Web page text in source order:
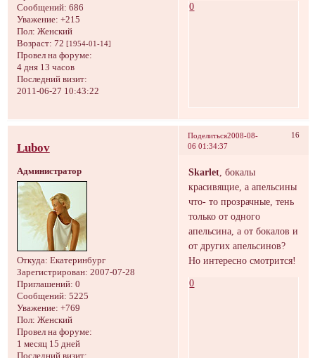
Сообщений: 686
Уважение: +215
Пол: Женский
Возраст: 72 [1954-01-14]
Провел на форуме:
4 дня 13 часов
Последний визит:
2011-06-27 10:43:22
0
Поделиться 16
2008-08-
06 01:34:37
Lubov
Администратор
Откуда: Екатеринбург
Зарегистрирован: 2007-07-28
Приглашений: 0
Сообщений: 5225
Уважение: +769
Пол: Женский
Провел на форуме:
1 месяц 15 дней
Последний визит:
Skarlet , бокалы
красивящие, а апельсины
что- то прозрачные, тень
только от одного
апельсина, а от бокалов и
от других апельсинов?
Но интересно смотрится!
0